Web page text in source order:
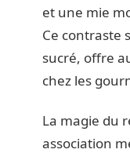
et une mie
Ce contraste
sucré, offre
chez les
La magie du
association